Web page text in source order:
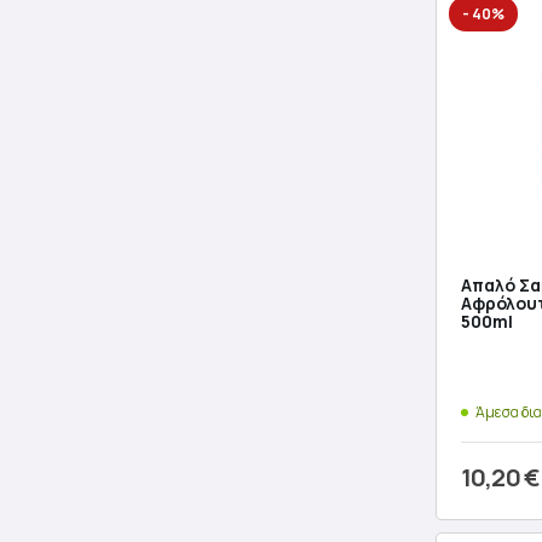
- 40%
Απαλό
500ml
Άμεσα
10,20€